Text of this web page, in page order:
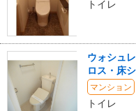
トイレ
ウォシュ
ロス・床
マンション
トイレ